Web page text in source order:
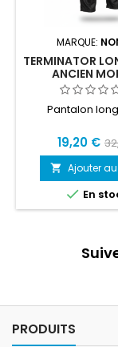
MARQUE:
TERMINATOR
ANCIEN
Pantalon
19,20 €
 Ajouter
 En
PRODUITS